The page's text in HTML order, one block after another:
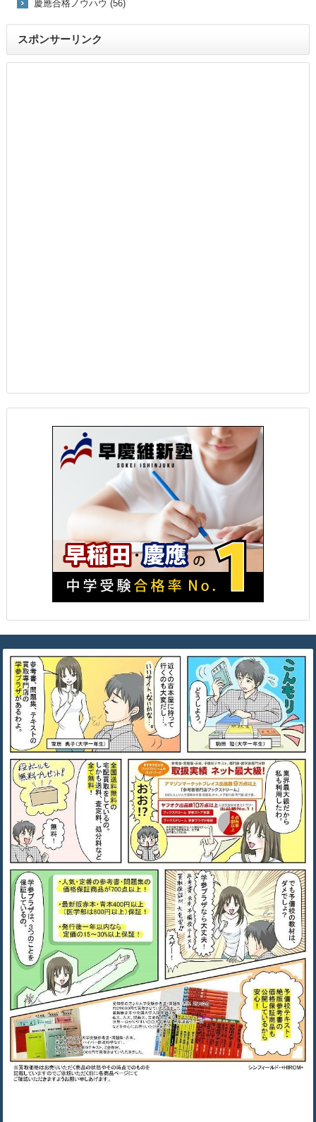
慶應合格ノウハウ (56)
スポンサーリンク